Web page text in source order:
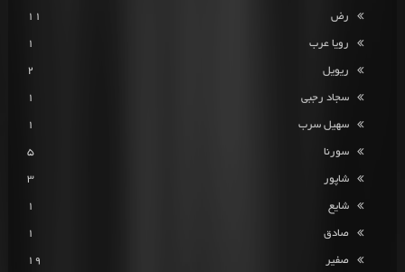
رض 11
رویا عرب 1
ریویل 2
سجاد رجبی 1
سهیل سرب 1
سورنا 5
شاپور 3
شایع 1
صادق 1
صفیر 19